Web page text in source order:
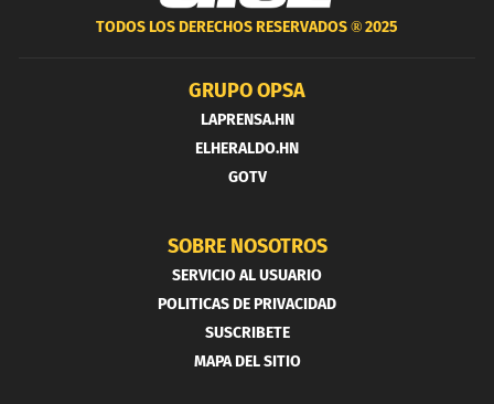
TODOS LOS DERECHOS RESERVADOS ®2025
GRUPO OPSA
LAPRENSA.HN
ELHERALDO.HN
GOTV
SOBRE NOSOTROS
SERVICIO AL USUARIO
POLITICAS DE PRIVACIDAD
SUSCRIBETE
MAPA DEL SITIO